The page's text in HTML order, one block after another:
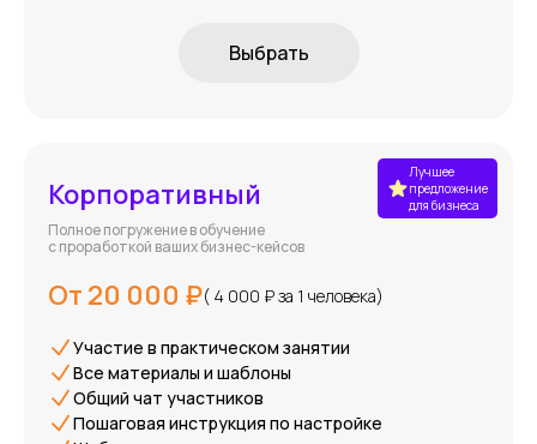
Выбрать
Лучшее
предложение
для бизнеса
Корпоративный
Полное погружение в обучение
с проработкой ваших бизнес-кейсов
От 20 000 ₽( 4 000 ₽ за 1 человека)
Участие в практическом занятии
Все материалы и шаблоны
Общий чат участников
Пошаговая инструкция по настройке